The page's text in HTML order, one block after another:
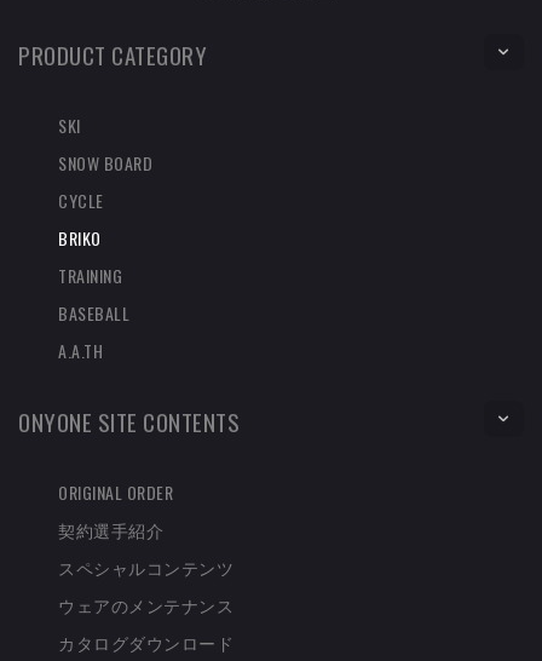
PRODUCT CATEGORY
SKI
SNOW BOARD
CYCLE
BRIKO
TRAINING
BASEBALL
A.A.TH
ONYONE SITE CONTENTS
ORIGINAL ORDER
契約選手紹介
スペシャルコンテンツ
ウェアのメンテナンス
カタログダウンロード